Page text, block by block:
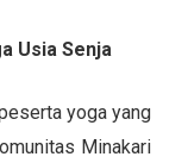
Usia Senja
yoga yang
Minakari